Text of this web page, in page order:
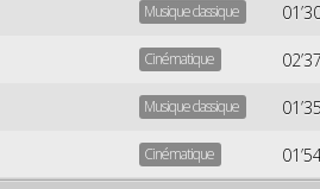
Musique classique
Cinématique
Musique classique
Cinématique